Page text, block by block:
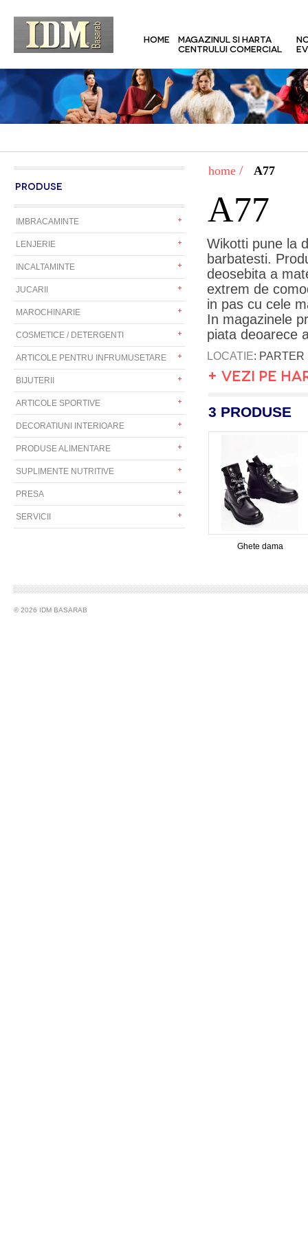
HOME
MAGAZINUL SI HARTA
CENTRULUI COMERCIAL
PRODUSE
IMBRACAMINTE
LENJERIE
INCALTAMINTE
JUCARII
MAROCHINARIE
COSMETICE / DETERGENTI
ARTICOLE PENTRU INFRUMUSETARE
BIJUTERII
ARTICOLE SPORTIVE
DECORATIUNI INTERIOARE
PRODUSE ALIMENTARE
SUPLIMENTE NUTRITIVE
PRESA
SERVICII
home / A77
A77
Wikotti pune la
barbatesti.
deosebita a
extrem de
in pas cu cele
In magazinele
piata deoarece
LOCATIE: PARTER
+ VEZI PE
3 PRODUSE
Ghete dama
© 2026 IDM BASARAB